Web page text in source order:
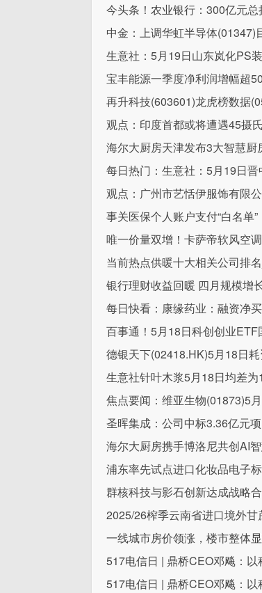
今头条！农业银行：300亿元
中金：上调华虹半导体
生意社：5月19日山东岚化PS
宝丰能源一季度净利润增幅超
再升科技(603601)龙虎榜数据
观点：印度首都或将遭遇45摄
海尔大厨房天津发布3大智慧厨
每日热门：生意社：5月19日
观点：广州市艺恬伊服饰有限
事关医保个人账户支付“白名单
唯一价量双增！卡萨帝软风空
当前热点供暖十大相关公司排
银行理财收益回暖 四月规模增
每日快看：康缘药业：融资净
百事通！5月18日科创创业
德银天下(02418.HK)5月18日
生意社针叶木浆5月18日均差
焦点要闻：维亚生物(01873)5
圣晖集成：公司中标3.36亿元
海尔大厨房携手博洛尼共创AI
浦东率先试点进口化妆品电子
群核科技与影石创新达成战略
2025/26榨季云南省进口境外甘
一线城市房价领涨，楼市整体
517电信日 | 鼎桥CEO邓飚：
517电信日 | 鼎桥CEO邓飚：